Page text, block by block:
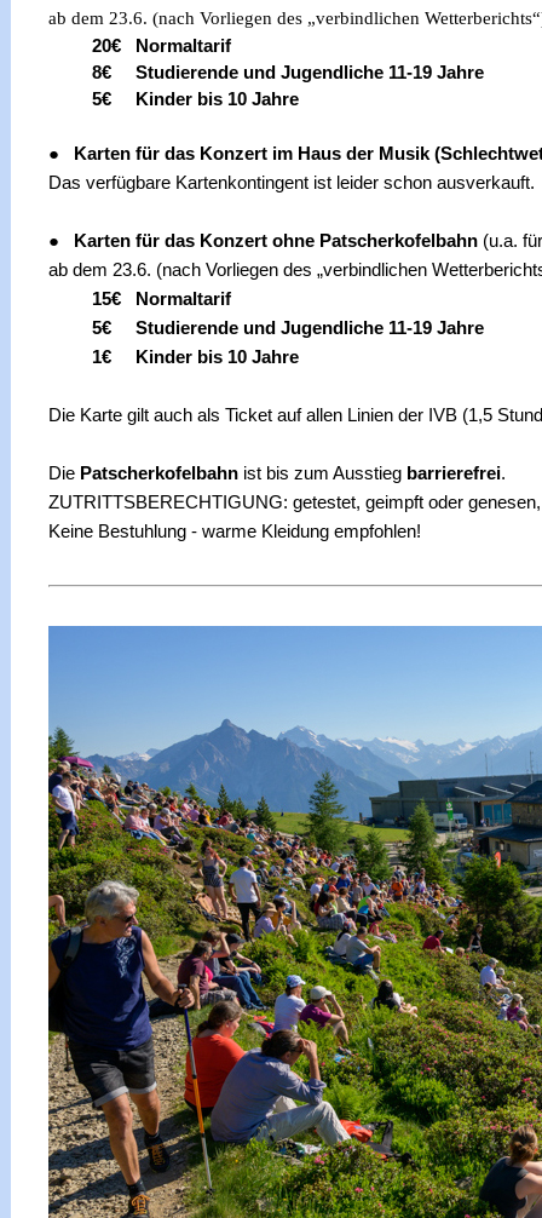
ab dem 23.6. (nach Vorliegen des „verbindlichen
20€ Normaltarif
8€ Studierende und Jugendliche 11-19 Jahre
5€ Kinder bis 10 Jahre
●
Karten für das Konzert im Haus der Musik
Das verfügbare Kartenkontingent ist leider schon ausverkauft.
● Karten für das Konzert ohne Patscherkofelbahn (u.a.
ab dem 23.6. (nach Vorliegen des „verbindlichen
15€ Normaltarif
5€ Studierende und Jugendliche 11-19 Jahre
1€ Kinder bis 10 Jahre
Die Karte gilt auch als Ticket auf allen Linien der IVB (1,5
Die Patscherkofelbahn ist bis zum Ausstieg barrierefrei.
ZUTRITTSBERECHTIGUNG: getestet, geimpft oder
Keine Bestuhlung - warme Kleidung empfohlen!